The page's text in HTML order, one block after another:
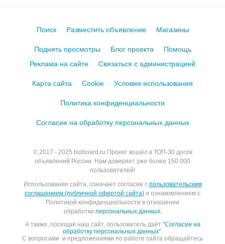
© 2017 - 2025 bulboard.ru Проект вошёл в ТОП-30 досок
объявлений России. Нам доверяет уже более 150 000
пользователей!
Использование сайта, означает согласие с пользовательским
соглашением (публичной офертой сайта) и ознакомлением с
Политикой конфиденциальности в отношении
обработки персональных данных.
А также, посещая наш сайт, пользователь даёт "Согласие на
обработку персональных данных"
С вопросами и предложениями по работе сайта обращайтесь
Поиск Разместить объявление Магазины
Поднять просмотры Блог проекта
Помощь
Реклама на сайте
Связаться с администрацией
Карта сайта Cookie Условия использования
Политика конфиденциальности
Согласие на обработку персональных данных